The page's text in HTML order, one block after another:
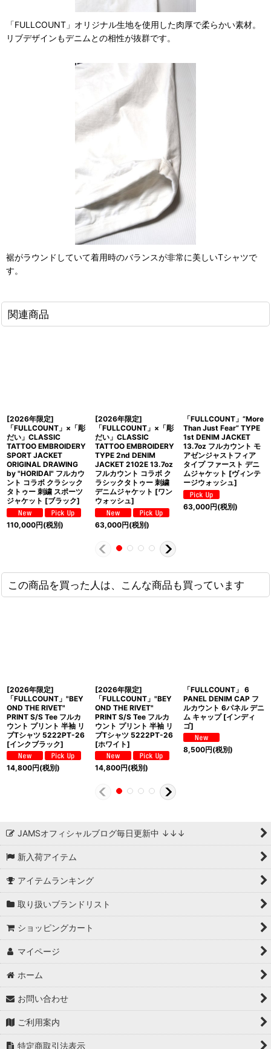
「FULLCOUNT」オリジナル生地を使用した肉厚で柔らかい素材。
リブデザインもデニムとの相性が抜群です。
裾がラウンドしていて着用時のバランスが非常に美しいTシャツで
す。
関連商品
[2026年限定]
「FULLCOUNT」×「彫
だい」CLASSIC
TATTOO EMBROIDERY
SPORT JACKET
ORIGINAL DRAWING
by "HORIDAI" フルカウ
ント コラボ クラシック
タトゥー 刺繍 スポーツ
ジャケット [ブラック]
110,000円(税別)
[2026年限定]
「FULLCOUNT」×「彫
だい」CLASSIC
TATTOO EMBROIDERY
TYPE 2nd DENIM
JACKET 2102E 13.7oz
フルカウント コラボ ク
ラシックタトゥー 刺繍
デニムジャケット [ワン
ウォッシュ]
63,000円(税別)
「FULLCOUNT」”More
Than Just Fear” TYPE
1st DENIM JACKET
13.7oz フルカウント モ
アゼンジャストフィア
タイプ ファースト デニ
ムジャケット [ヴィンテ
ージウォッシュ]
63,000円(税別)
この商品を買った人は、こんな商品も買っています
[2026年限定]
「FULLCOUNT」"BEY
OND THE RIVET"
PRINT S/S Tee フルカ
ウント プリント 半袖 リ
ブTシャツ 5222PT-26
[インクブラック]
14,800円(税別)
[2026年限定]
「FULLCOUNT」"BEY
OND THE RIVET"
PRINT S/S Tee フルカ
ウント プリント 半袖 リ
ブTシャツ 5222PT-26
[ホワイト]
14,800円(税別)
「FULLCOUNT」 6
PANEL DENIM CAP フ
ルカウント 6パネル デニ
ム キャップ [インディ
ゴ]
8,500円(税別)
JAMSオフィシャルブログ毎日更新中 ↓↓↓
新入荷アイテム
アイテムランキング
取り扱いブランドリスト
ショッピングカート
マイページ
ホーム
お問い合わせ
ご利用案内
特定商取引法表示